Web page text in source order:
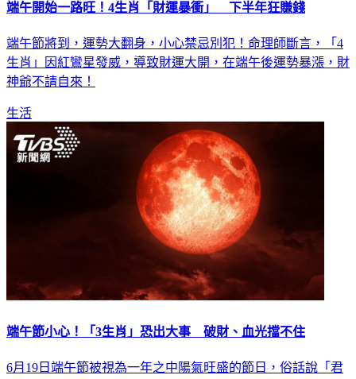
端午開始一路旺！4生肖「財運暴衝」 下半年狂賺錢
端午節將到，運勢大翻身，小心禁忌別犯！命理師斷言，「4
生肖」因紅鸞星發威，導致財運大開，在端午後運勢暴漲，財
神爺不請自來！
生活
端午節小心！「3生肖」恐出大事 破財、血光擋不住
6月19日端午節被視為一年之中陽氣旺盛的節日，俗話說「君